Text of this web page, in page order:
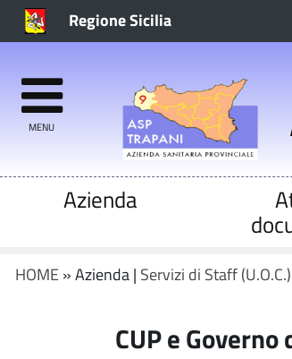
Regione Sicilia
MENU
Azienda
HOME » Azienda | Servizi di Staff (U.O.C.)
CUP e